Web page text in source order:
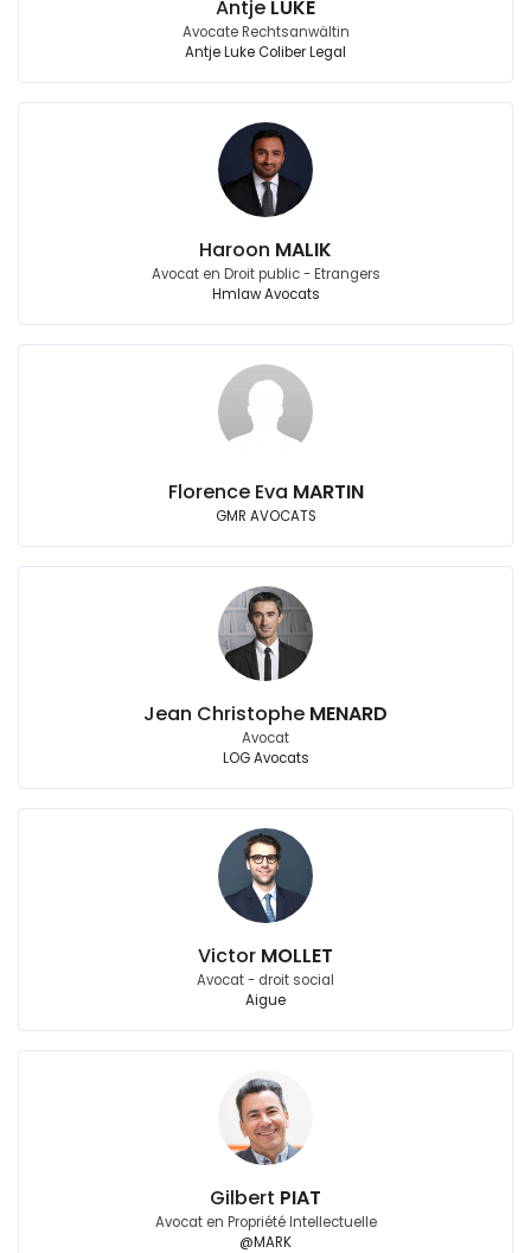
Antje LUKE
Avocate Rechtsanwältin
Antje Luke Coliber Legal
Haroon MALIK
Avocat en Droit public - Etrangers
Hmlaw Avocats
Florence Eva MARTIN
GMR AVOCATS
Jean Christophe MENARD
Avocat
LOG Avocats
Victor MOLLET
Avocat - droit social
Aigue
Gilbert PIAT
Avocat en Propriété Intellectuelle
@MARK